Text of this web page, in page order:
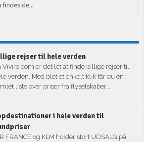
findes de...
rejser til hele verden
Viviro.com er det let at finde billige rejser til
verden. Med blot et enkelt klik får du en
liste over priser fra flyselskaber...
i hele verden til
FRANCE og KLM holder stort UDSALG på